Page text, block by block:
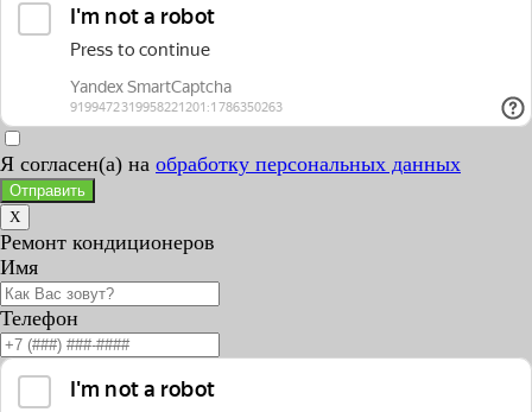
Я согласен(а) на обработку персональных данных
Отправить
X
Ремонт кондиционеров
Имя
Телефон